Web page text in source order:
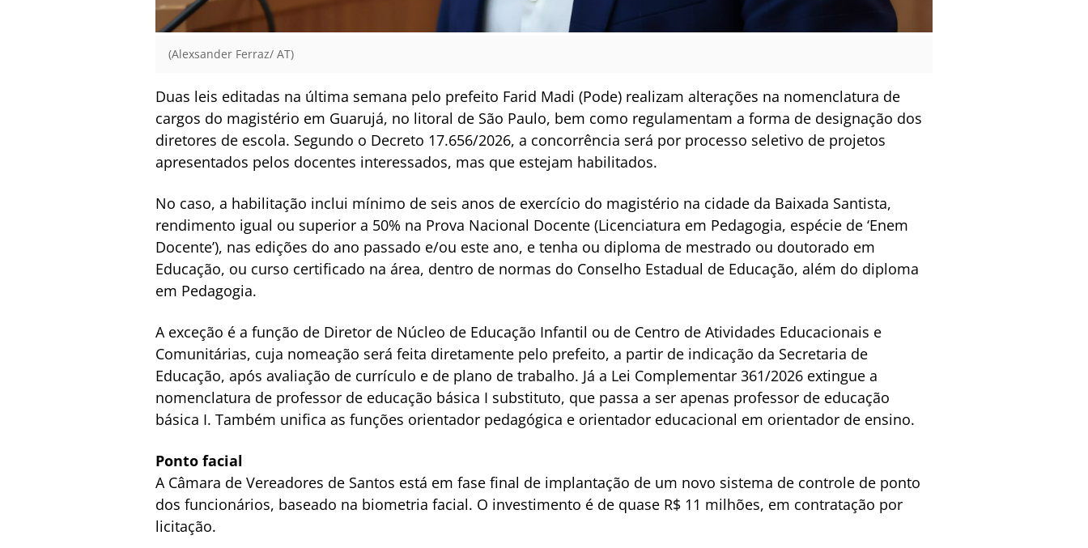
(Alexsander Ferraz/ AT)
Duas leis editadas na última semana pelo prefeito Farid Madi (Pode) realizam alterações na nomenclatura de
cargos do magistério em Guarujá, no litoral de São Paulo, bem como regulamentam a forma de designação dos
diretores de escola. Segundo o Decreto 17.656/2026, a concorrência será por processo seletivo de projetos
apresentados pelos docentes interessados, mas que estejam habilitados.
No caso, a habilitação inclui mínimo de seis anos de exercício do magistério na cidade da Baixada Santista,
rendimento igual ou superior a 50% na Prova Nacional Docente (Licenciatura em Pedagogia, espécie de ‘Enem
Docente’), nas edições do ano passado e/ou este ano, e tenha ou diploma de mestrado ou doutorado em
Educação, ou curso certificado na área, dentro de normas do Conselho Estadual de Educação, além do diploma
em Pedagogia.
A exceção é a função de Diretor de Núcleo de Educação Infantil ou de Centro de Atividades Educacionais e
Comunitárias, cuja nomeação será feita diretamente pelo prefeito, a partir de indicação da Secretaria de
Educação, após avaliação de currículo e de plano de trabalho. Já a Lei Complementar 361/2026 extingue a
nomenclatura de professor de educação básica I substituto, que passa a ser apenas professor de educação
básica I. Também unifica as funções orientador pedagógica e orientador educacional em orientador de ensino.
Ponto facial
A Câmara de Vereadores de Santos está em fase final de implantação de um novo sistema de controle de ponto
dos funcionários, baseado na biometria facial. O investimento é de quase R$ 11 milhões, em contratação por
licitação.